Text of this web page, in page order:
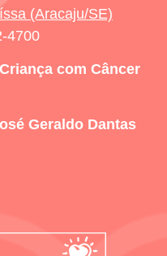
(Aracaju/SE)
4700
com Câncer
Geraldo Dantas